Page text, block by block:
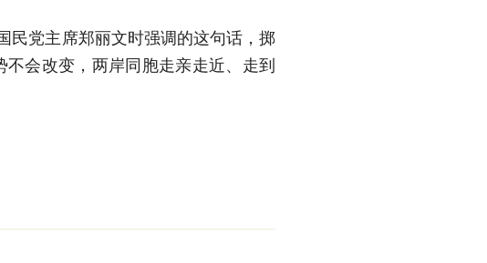
民党主席郑丽文时强调的这句话，掷
会改变，两岸同胞走亲走近、走到